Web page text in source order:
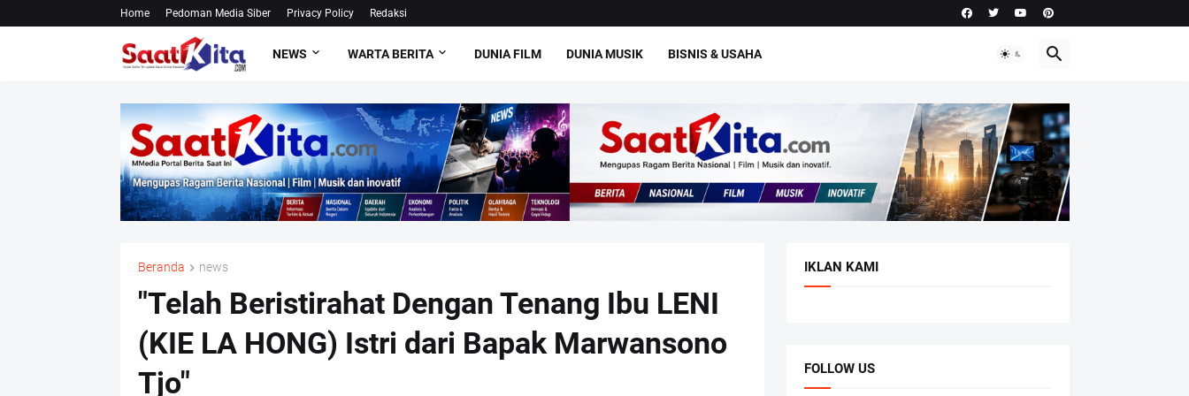
Home Pedoman Media Siber Privacy Policy Redaksi
NEWS WARTA BERITA DUNIA FILM DUNIA MUSIK BISNIS & USAHA
Beranda news
"Telah Beristirahat Dengan Tenang Ibu LENI
(KIE LA HONG) Istri dari Bapak Marwansono
Tjo"
IKLAN KAMI
FOLLOW US